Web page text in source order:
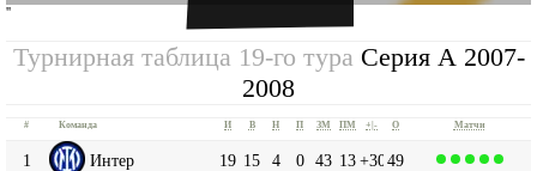
''
Турнирная таблица 19-го тура Серия А 2007-
2008
# Команда И В Н П ЗМ ПМ +|- О Матчи
1 Интер 19 15 4 0 43 13+3049